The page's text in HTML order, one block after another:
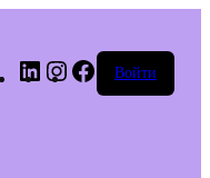
LinkedInInstagram
Facebook
Войти